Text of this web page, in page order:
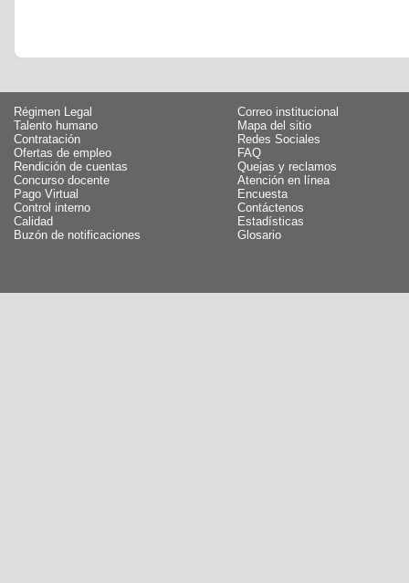
Régimen Legal
Talento humano
Contratación
Ofertas de empleo
Rendición de cuentas
Concurso docente
Pago Virtual
Control interno
Calidad
Buzón de notificaciones
Correo institucional
Mapa del sitio
Redes Sociales
FAQ
Quejas y reclamos
Atención en línea
Encuesta
Contáctenos
Estadísticas
Glosario